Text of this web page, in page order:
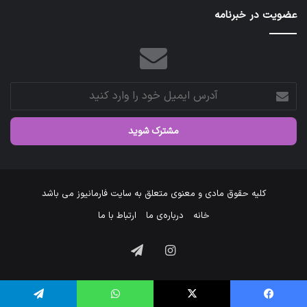
عضویت در خبرنامه
آدرس
ایمیل
خود
وارد
کلیه حقوق مادی و معنوی متعلق به سایت فارمانیوز می باشد
خانه
درباره‌ی ما ارتباط با ما
اینستاگرام